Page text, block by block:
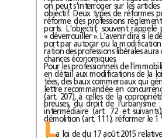
chances économiques.
L